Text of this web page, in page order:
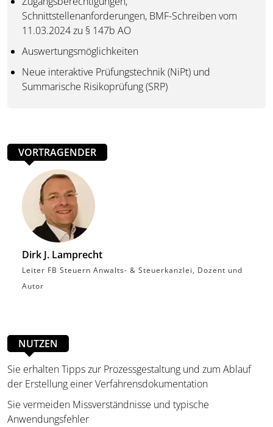
Schnittstellenanforderungen, BMF-Schreiben vom
11.03.2024 zu § 147b AO
Auswertungsmöglichkeiten
Neue interaktive Prüfungstechnik (NiPt) und
Summarische Risikoprüfung (SRP)
VORTRAGENDER
Dirk J. Lamprecht
Leiter FB Steuern Anwalts- & Steuerkanzlei, Dozent und
Autor
NUTZEN
Sie erhalten Tipps zur Prozessgestaltung und zum Ablauf
der Erstellung einer Verfahrensdokumentation
Sie vermeiden Missverständnisse und typische
Anwendungsfehler